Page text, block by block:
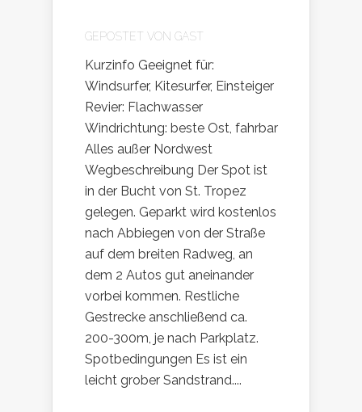
GEPOSTET VON GAST
Kurzinfo Geeignet für:
Windsurfer, Kitesurfer, Einsteiger
Revier: Flachwasser
Windrichtung: beste Ost, fahrbar
Alles außer Nordwest
Wegbeschreibung Der Spot ist
in der Bucht von St. Tropez
gelegen. Geparkt wird kostenlos
nach Abbiegen von der Straße
auf dem breiten Radweg, an
dem 2 Autos gut aneinander
vorbei kommen. Restliche
Gestrecke anschließend ca.
200-300m, je nach Parkplatz.
Spotbedingungen Es ist ein
leicht grober Sandstrand....